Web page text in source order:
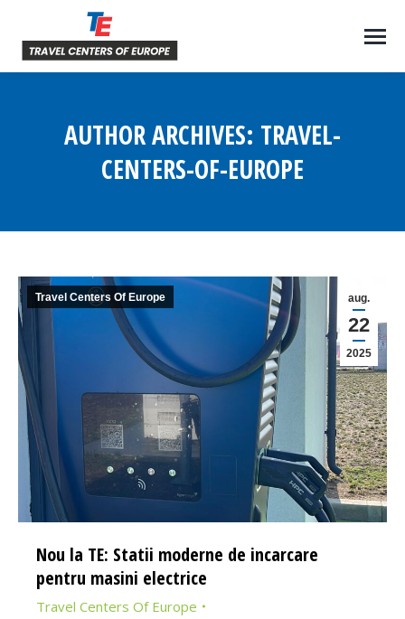
AUTHOR ARCHIVES: TRAVEL-
CENTERS-OF-EUROPE
aug.
22
2025
Travel Centers Of Europe
Nou la TE: Statii moderne de incarcare
pentru masini electrice
Travel Centers Of Europe